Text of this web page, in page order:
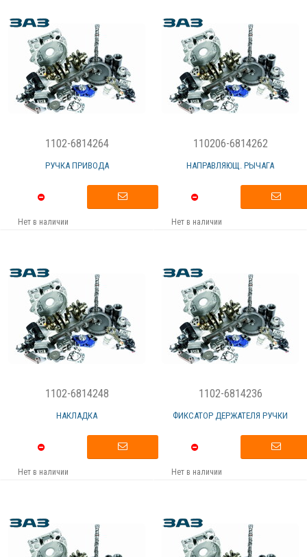
1102-6814264
РУЧКА ПРИВОДА
Нет в наличии
110206-6814262
НАПРАВЛЯЮЩ. РЫЧАГА
Нет в наличии
1102-6814248
НАКЛАДКА
Нет в наличии
1102-6814236
ФИКСАТОР ДЕРЖАТЕЛЯ РУЧКИ
Нет в наличии